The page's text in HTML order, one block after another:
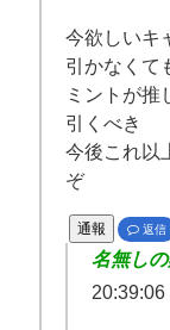
今欲しいキ
引かなくて
ミントが推
引くべき
今後これ以
ぞ
通報 返信
名無し
20:39:06